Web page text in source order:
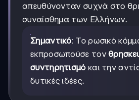
απευθύνονταν συχνά στο
συναίσθημα των Ελλήνων.
Σημαντικό: Το ρωσικό
εκπροσωπούσε τον
συντηρητισμό και την
δυτικές ιδέες.